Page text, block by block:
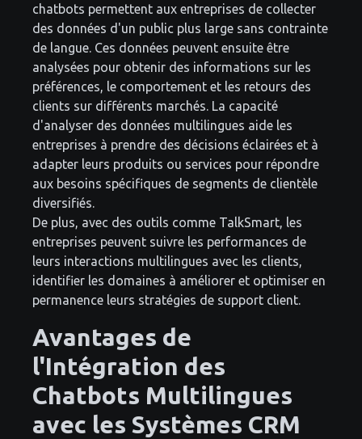
chatbots permettent aux entreprises de collecter
des données d'un public plus large sans contrainte
de langue. Ces données peuvent ensuite être
analysées pour obtenir des informations sur les
préférences, le comportement et les retours des
clients sur différents marchés. La capacité
d'analyser des données multilingues aide les
entreprises à prendre des décisions éclairées et à
adapter leurs produits ou services pour répondre
aux besoins spécifiques de segments de clientèle
diversifiés.
De plus, avec des outils comme TalkSmart, les
entreprises peuvent suivre les performances de
leurs interactions multilingues avec les clients,
identifier les domaines à améliorer et optimiser en
permanence leurs stratégies de support client.
Avantages de
l'Intégration des
Chatbots Multilingues
avec les Systèmes CRM